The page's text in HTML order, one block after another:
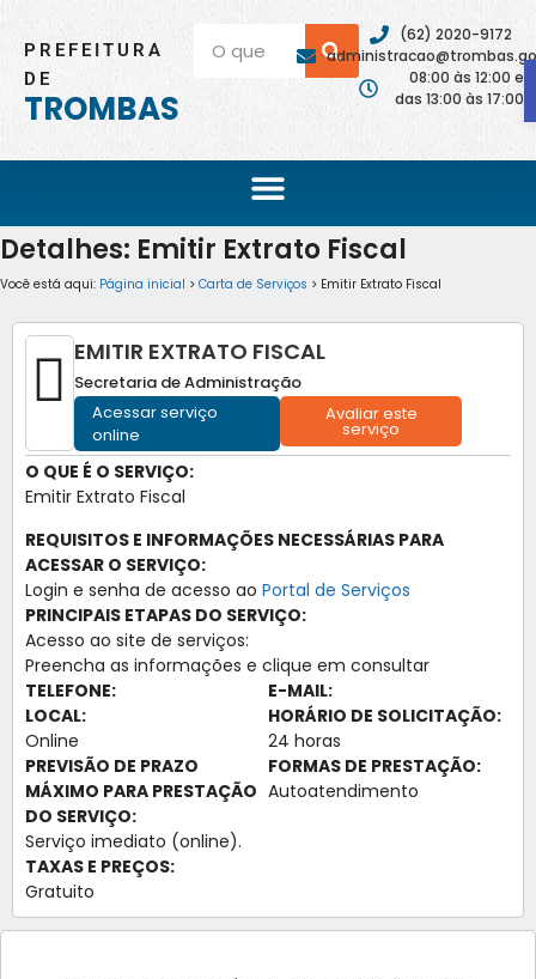
PREFEITURA
DE
TROMBAS
(62) 2020-9172
08:00 às 12:00 e
das 13:00 às 17:00
Detalhes: Emitir Extrato Fiscal
Você está aqui: Página inicial > Carta de Serviços > Emitir Extrato Fiscal
EMITIR EXTRATO FISCAL
Secretaria de Administração
Acessar serviço
online
Avaliar este
serviço
O QUE É O SERVIÇO:
Emitir Extrato Fiscal
REQUISITOS E INFORMAÇÕES NECESSÁRIAS PARA
ACESSAR O SERVIÇO:
Login e senha de acesso ao Portal de Serviços
PRINCIPAIS ETAPAS DO SERVIÇO:
Acesso ao site de serviços:
Preencha as informações e clique em consultar
TELEFONE:
E-MAIL:
LOCAL:
Online
HORÁRIO DE SOLICITAÇÃO:
24 horas
PREVISÃO DE PRAZO
MÁXIMO PARA PRESTAÇÃO
DO SERVIÇO:
Serviço imediato (online).
FORMAS DE PRESTAÇÃO:
Autoatendimento
TAXAS E PREÇOS:
Gratuito